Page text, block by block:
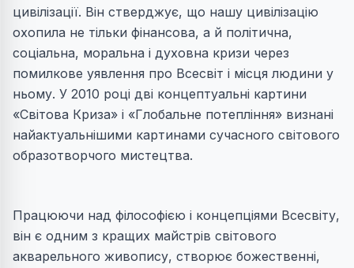
цивілізації. Він стверджує, що нашу цивілізацію
охопила не тільки фінансова, а й політична,
соціальна, моральна і духовна кризи через
помилкове уявлення про Всесвіт і місця людини у
ньому. У 2010 році дві концептуальні картини
«Світова Криза» і «Глобальне потепління» визнані
найактуальнішими картинами сучасного світового
образотворчого мистецтва.
Працюючи над філософією і концепціями Всесвіту,
він є одним з кращих майстрів світового
акварельного живопису, створює божественні,